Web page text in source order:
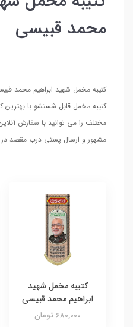
محمد قبیسی
کتیبه مخمل شهید ابراهیم محمد
کتیبه مخمل قابل شستشو با
مختلف را می توانید با سفارش
مشهور و ارسال پستی درب مقصد
کتیبه مخمل شهید
ابراهیم محمد قبیسی
680,000 تومان